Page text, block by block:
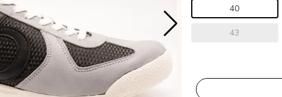
40
43